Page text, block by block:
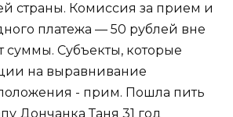
страны. Комиссия за прием и
платежа — 50 рублей вне
суммы. Субъекты, которые
на выравнивание
- прим. Пошла пить
Дончанка Таня 31 год